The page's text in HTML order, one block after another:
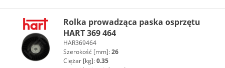
Rolka prowadząca paska osprzętu
HART 369 464
HAR369464
Szerokość [mm]:26
Ciężar [kg]:0.35